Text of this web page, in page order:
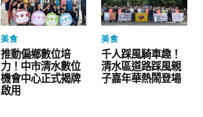
美食
推動偏鄉數位培
力！中市清水數位
機會中心正式揭牌
啟用
美食
千人踩風騎車趣！
清水區道路踩風親
子嘉年華熱鬧登場